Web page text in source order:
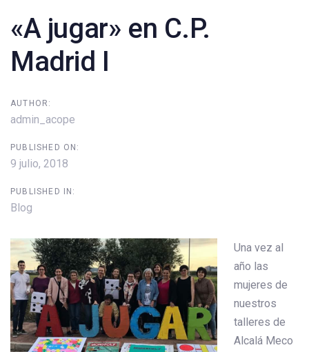
«A jugar» en C.P.
Madrid I
AUTHOR:
admin_acope
PUBLISHED ON:
9 julio, 2018
PUBLISHED IN:
Blog
Una vez al
año las
mujeres de
nuestros
talleres de
Alcalá Meco
navigation